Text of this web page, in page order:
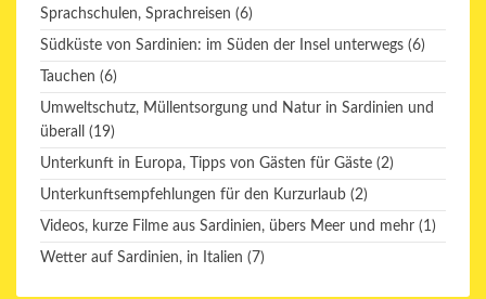
Sprachschulen, Sprachreisen (6)
Südküste von Sardinien: im Süden der Insel unterwegs (6)
Tauchen (6)
Umweltschutz, Müllentsorgung und Natur in Sardinien und
überall
(19)
Unterkunft in Europa, Tipps von Gästen für Gäste (2)
Unterkunftsempfehlungen für den Kurzurlaub (2)
Videos, kurze Filme aus Sardinien, übers Meer und mehr (1)
Wetter auf Sardinien, in Italien (7)